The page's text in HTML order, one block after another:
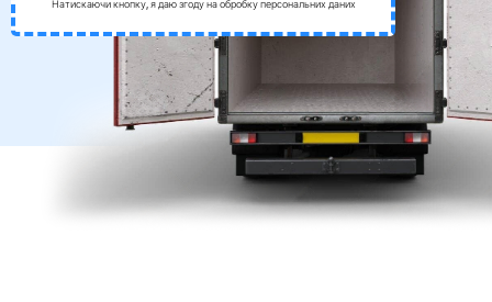
Натискаючи кнопку, я даю згоду на обробку персональних даних